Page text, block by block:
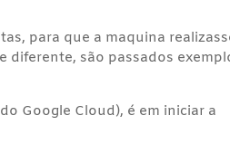
para que a maquina
diferente, são passados
Google Cloud), é em iniciar a